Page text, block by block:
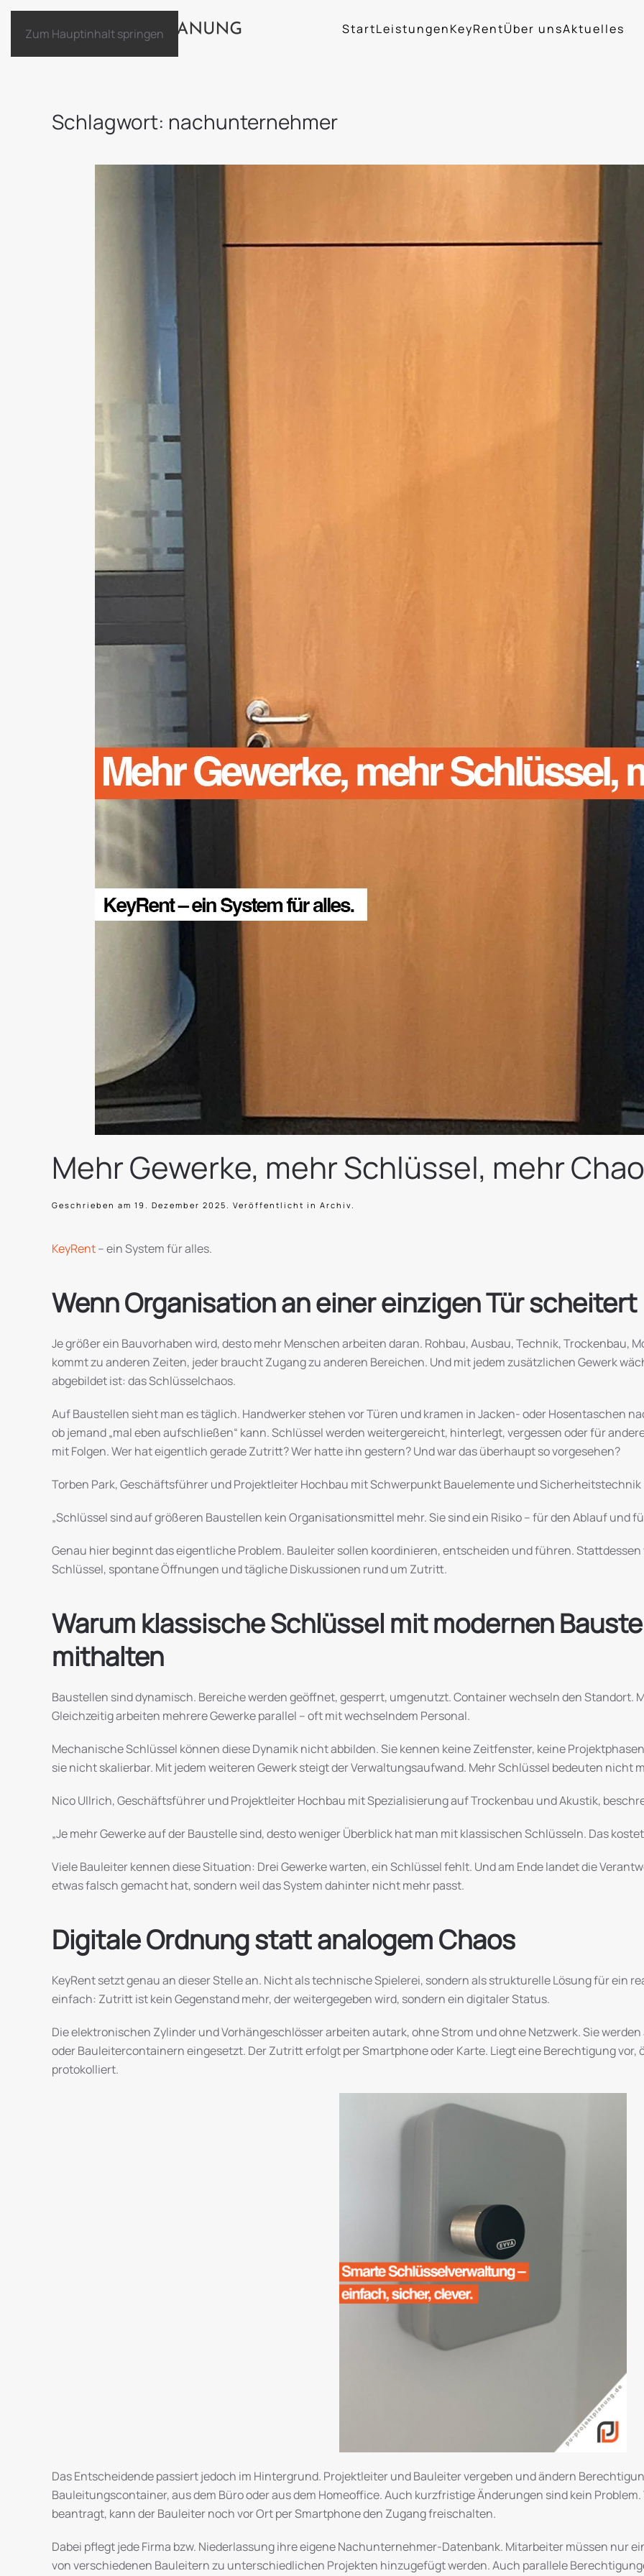
Zum Hauptinhalt springen StartLeistungenKeyRentÜber unsAktuelles
Schlagwort: nachunternehmer
Mehr Gewerke, mehr Schlüssel, mehr
Geschrieben am 19. Dezember 2025 . Veröffentlicht in Archiv.
KeyRent– ein System für alles.
Wenn Organisation an einer einzigen Tür scheitert
Je größer ein Bauvorhaben wird, desto mehr Menschen arbeiten daran. Rohbau, Ausbau, Technik, Trockenbau,
kommt zu anderen Zeiten, jeder braucht Zugang zu anderen Bereichen. Und mit jedem zusätzlichen Gewerk
abgebildet ist: das Schlüsselchaos.
Auf Baustellen sieht man es täglich. Handwerker stehen vor Türen und kramen in Jacken- oder Hosentaschen
ob jemand „mal eben aufschließen“ kann. Schlüssel werden weitergereicht, hinterlegt, vergessen oder für
mit Folgen. Wer hat eigentlich gerade Zutritt? Wer hatte ihn gestern? Und war das überhaupt so vorgesehen?
Torben Park, Geschäftsführer und Projektleiter Hochbau mit Schwerpunkt Bauelemente und
„Schlüssel sind auf größeren Baustellen kein Organisationsmittel mehr. Sie sind ein Risiko – für den Ablauf und
Genau hier beginnt das eigentliche Problem. Bauleiter sollen koordinieren, entscheiden und führen.
Schlüssel, spontane Öffnungen und tägliche Diskussionen rund um Zutritt.
Warum klassische Schlüssel mit modernen
mithalten
Baustellen sind dynamisch. Bereiche werden geöffnet, gesperrt, umgenutzt. Container wechseln den Standort.
Gleichzeitig arbeiten mehrere Gewerke parallel – oft mit wechselndem Personal.
Mechanische Schlüssel können diese Dynamik nicht abbilden. Sie kennen keine Zeitfenster, keine
sie nicht skalierbar. Mit jedem weiteren Gewerk steigt der Verwaltungsaufwand. Mehr Schlüssel bedeuten nicht
Nico Ullrich, Geschäftsführer und Projektleiter Hochbau mit Spezialisierung auf Trockenbau und Akustik,
„Je mehr Gewerke auf der Baustelle sind, desto weniger Überblick hat man mit klassischen Schlüsseln. Das
Viele Bauleiter kennen diese Situation: Drei Gewerke warten, ein Schlüssel fehlt. Und am Ende landet die
etwas falsch gemacht hat, sondern weil das System dahinter nicht mehr passt.
Digitale Ordnung statt analogem Chaos
KeyRent setzt genau an dieser Stelle an. Nicht als technische Spielerei, sondern als strukturelle Lösung für ein
einfach: Zutritt ist kein Gegenstand mehr, der weitergegeben wird, sondern ein digitaler Status.
Die elektronischen Zylinder und Vorhängeschlösser arbeiten autark, ohne Strom und ohne Netzwerk. Sie
oder Bauleitercontainern eingesetzt. Der Zutritt erfolgt per Smartphone oder Karte. Liegt eine Berechtigung
protokolliert.
Das Entscheidende passiert jedoch im Hintergrund. Projektleiter und Bauleiter vergeben und ändern
Bauleitungscontainer, aus dem Büro oder aus dem Homeoffice. Auch kurzfristige Änderungen sind kein
beantragt, kann der Bauleiter noch vor Ort per Smartphone den Zugang freischalten.
Dabei pflegt jede Firma bzw. Niederlassung ihre eigene Nachunternehmer-Datenbank. Mitarbeiter müssen nur
von verschiedenen Bauleitern zu unterschiedlichen Projekten hinzugefügt werden. Auch parallele